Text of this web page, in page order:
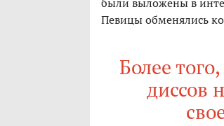
были выложены в
Певицы обменялись
Более
диссов